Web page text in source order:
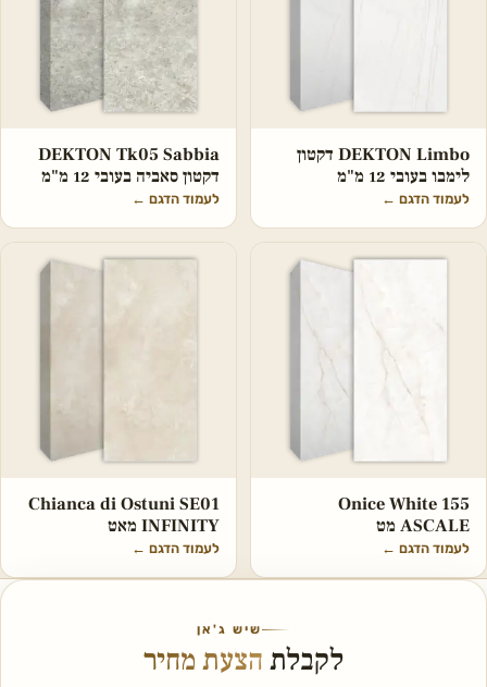
DEKTON Limbo דקטון
לימבו בעובי 12 מ"מ
לעמוד הדגם ←
DEKTON Tk05 Sabbia
דקטון סאביה בעובי 12 מ"מ
לעמוד הדגם ←
Onice White 155
ASCALE מט
לעמוד הדגם ←
Chianca di Ostuni SE01
INFINITY מאט
לעמוד הדגם ←
שיש ג'אן
לקבלת הצעת מחיר